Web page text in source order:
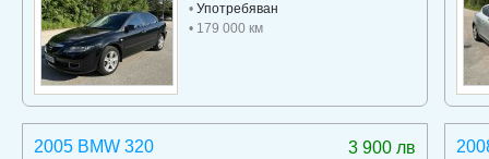
• Употребяван
• 179 000 км
3 900 лв
2005 BMW 320